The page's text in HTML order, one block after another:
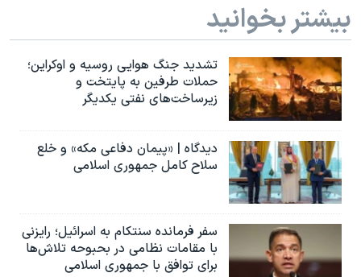
بیشتر بخوانید
تشدید جنگ هوایی روسیه و اوکراین؛
حملات طرفین به پایتخت‌ و
زیرساخت‌های نفتی یکدیگر
دیدگاه | «پیمان دفاعی مکه» و خلع
سلاح کامل جمهوری اسلامی
سفر فرمانده سنتکام به اسرائیل؛ رایزنی
با مقامات نظامی در بحبوحه تلاش‌ها
برای توافق با جمهوری اسلامی